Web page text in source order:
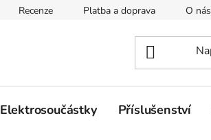
Recenze Platba a doprava O nás
Elektrosoučástky Příslušenství